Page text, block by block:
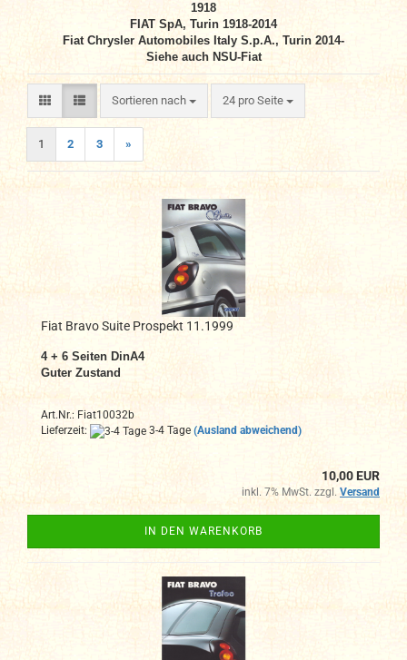
1918
FIAT SpA, Turin 1918-2014
Fiat Chrysler Automobiles Italy S.p.A., Turin 2014-
Siehe auch NSU-Fiat
Sortieren nach
Sortieren nach 24 pro Seite
pro Seite
1 2 3 »
Fiat Bravo Suite Prospekt 11.1999
4 + 6 Seiten DinA4
Guter Zustand
Art.Nr.: Fiat10032b
Lieferzeit:
3-4 Tage (Ausland abweichend)
10,00 EUR
inkl. 7% MwSt. zzgl. Versand
IN DEN WARENKORB